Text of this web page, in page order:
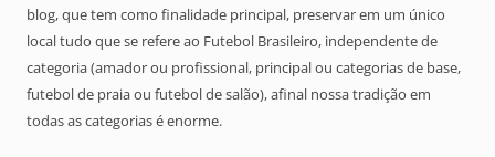
blog, que tem como finalidade principal, preservar em um único
local tudo que se refere ao Futebol Brasileiro, independente de
categoria (amador ou profissional, principal ou categorias de base,
futebol de praia ou futebol de salão), afinal nossa tradição em
todas as categorias é enorme.